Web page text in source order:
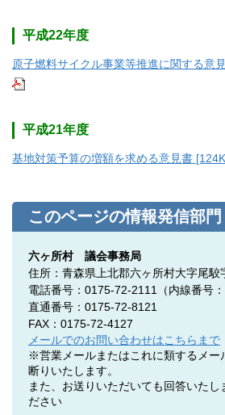
平成22年度
原子燃料サイクル事業等推進に関する意
平成21年度
基地対策予算の増額を求める意見書
このページの情報発信部門
六ヶ所村 議会事務局
住所：青森県上北郡六ヶ所村大字尾駮
電話番号：0175-72-2111（内線番号：
直通番号：0175-72-8121
FAX：0175-72-4127
メールでのお問い合わせはこちらまで
※営業メールまたはこれに類するメー
断りいたします。
また、お送りいただいても回答いたし
ださい